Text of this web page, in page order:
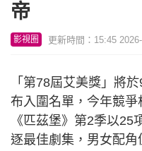
帝
影視圈 更新時間：15:45
「第78屆艾美獎」將
布入圍名單，今年競
《匹茲堡》第2季以25
逐最佳劇集，男女配